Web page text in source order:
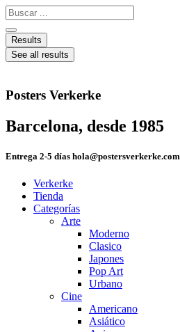
Ir
al
contenido
Search
...
Results
See all results
Posters Verkerke
Barcelona, desde 1985
Entrega 2-5 días hola@postersverkerke.com
Verkerke
Tienda
Categorías
Arte
Moderno
Clasico
Japones
Pop Art
Urbano
Cine
Americano
Asiático